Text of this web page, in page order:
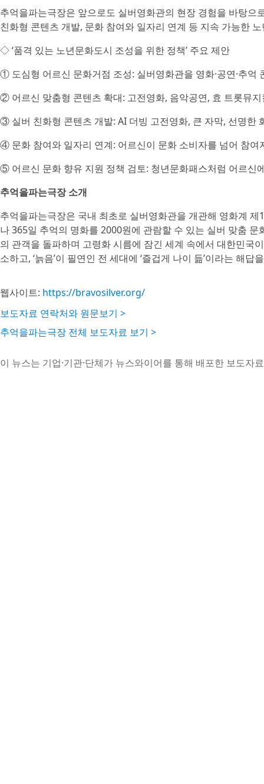
추억을파는극장은 앞으로도 실버영화관의 현장 경험을 바탕
친화형 콘텐츠 개발, 문화 참여와 일자리 연계 등 지속 가능한
◇ ‘품격 있는 노년문화도시 조성을 위한 정책’ 주요 제안
① 도심형 어르신 문화거점 조성: 실버영화관을 영화·공연·추
② 어르신 맞춤형 콘텐츠 확대: 고전영화, 음악공연, 효 트롯뮤
③ 실버 친화형 콘텐츠 개발: AI 더빙 고전영화, 큰 자막, 선명한
④ 문화 참여와 일자리 연계: 어르신이 문화 소비자를 넘어 참여
⑤ 어르신 문화 향유 지원 정책 검토: 청년문화패스처럼 어르신
추억을파는극장 소개
추억을파는극장은 국내 최초로 실버영화관을 개관해 영화계
나 365일 추억의 명화를 2000원에 관람할 수 있는 실버 맞춤
의 관객을 돌파하며 고령화 시름에 잠긴 세계 속에서 대한민국
소하고, ‘늙음’이 필연인 전 세대에 ‘즐겁게 나이 듦’이라는 해
웹사이트: https://bravosilver.org/
보도자료 연락처와 원문보기 >
추억을파는극장 전체 보도자료 보기 >
이 뉴스는 기업·기관·단체가 뉴스와이어를 통해 배포한 보도자